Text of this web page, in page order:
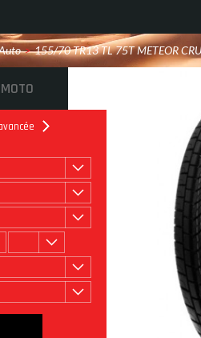
> 155/70 TR13 TL 75T METEOR
MOTO
ROULAGE À PLAT